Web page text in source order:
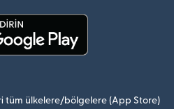
tüm ülkelere/bölgelere (App Store)